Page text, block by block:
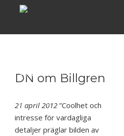
Fortsätt
PRESSINFO
DN om Billgren
21 april 2012 ”Coolhet och
intresse för vardagliga
detaljer präglar bilden av